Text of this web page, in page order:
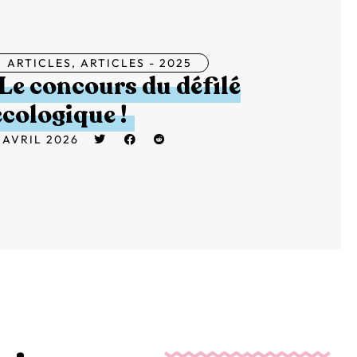
ARTICLES, ARTICLES - 2025
concours du défilé
!
2026